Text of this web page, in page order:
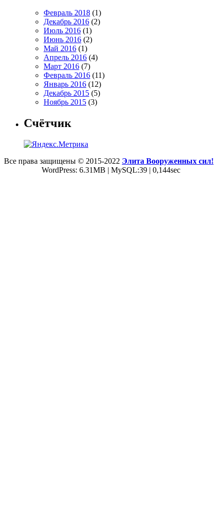
Февраль 2018 (1)
Декабрь 2016 (2)
Июль 2016 (1)
Июнь 2016 (2)
Май 2016 (1)
Апрель 2016 (4)
Март 2016 (7)
Февраль 2016 (11)
Январь 2016 (12)
Декабрь 2015 (5)
Ноябрь 2015 (3)
Счётчик
Все права защищены © 2015-2022 Элита Вооруженных сил!
WordPress: 6.31MB | MySQL:39 | 0,144sec